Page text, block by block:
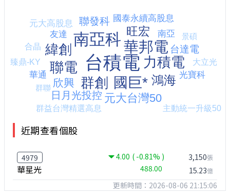
近期查看個股
4979 4.00 ( -0.81% )
華星光 488.00
3,150張
15.23億
更新時間：2026-08-06 21:15:06